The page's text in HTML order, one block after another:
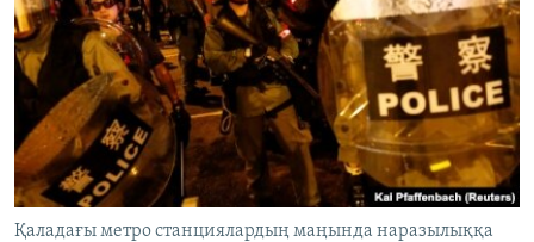
Қаладағы метро станциялардың маңында наразылыққа